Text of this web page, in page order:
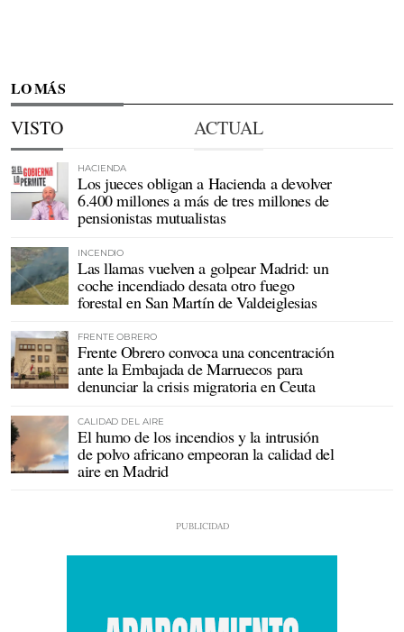
LO MÁS
VISTO ACTUAL
HACIENDA
Los jueces obligan a Hacienda a devolver
6.400 millones a más de tres millones de
pensionistas mutualistas
INCENDIO
Las llamas vuelven a golpear Madrid: un
coche incendiado desata otro fuego
forestal en San Martín de Valdeiglesias
FRENTE OBRERO
Frente Obrero convoca una concentración
ante la Embajada de Marruecos para
denunciar la crisis migratoria en Ceuta
CALIDAD DEL AIRE
El humo de los incendios y la intrusión
de polvo africano empeoran la calidad del
aire en Madrid